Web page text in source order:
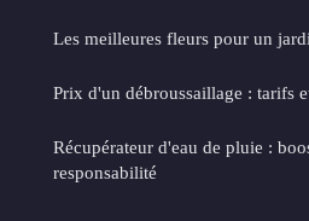
Les meilleures fleurs pour un
Prix d'un débroussaillage : tarifs
Récupérateur d'eau de pluie :
responsabilité